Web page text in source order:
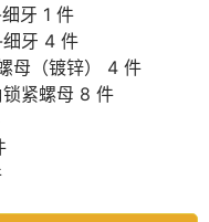
牙 1 件
细牙 4 件
母（镀锌） 4 件
紧螺母 8 件